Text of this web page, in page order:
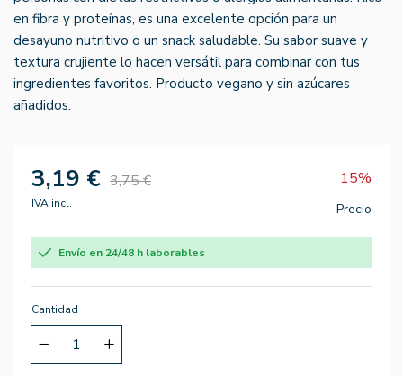
en fibra y proteínas, es una excelente opción para un
desayuno nutritivo o un snack saludable. Su sabor suave y
textura crujiente lo hacen versátil para combinar con tus
ingredientes favoritos. Producto vegano y sin azúcares
añadidos.
3,19 € 3,75 € 15%
IVA incl. Precio
Envío en 24/48 h laborables
Cantidad